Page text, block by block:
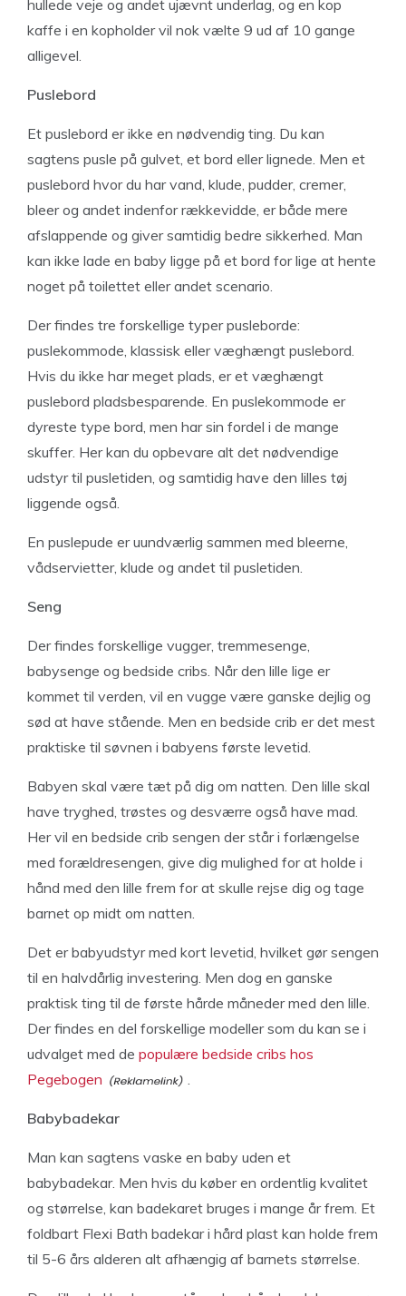
hullede veje og andet ujævnt underlag, og en kop
kaffe i en kopholder vil nok vælte 9 ud af 10 gange
alligevel.
Puslebord
Et puslebord er ikke en nødvendig ting. Du kan
sagtens pusle på gulvet, et bord eller lignede. Men et
puslebord hvor du har vand, klude, pudder, cremer,
bleer og andet indenfor rækkevidde, er både mere
afslappende og giver samtidig bedre sikkerhed. Man
kan ikke lade en baby ligge på et bord for lige at hente
noget på toilettet eller andet scenario.
Der findes tre forskellige typer pusleborde:
puslekommode, klassisk eller væghængt puslebord.
Hvis du ikke har meget plads, er et væghængt
puslebord pladsbesparende. En puslekommode er
dyreste type bord, men har sin fordel i de mange
skuffer. Her kan du opbevare alt det nødvendige
udstyr til pusletiden, og samtidig have den lilles tøj
liggende også.
En puslepude er uundværlig sammen med bleerne,
vådservietter, klude og andet til pusletiden.
Seng
Der findes forskellige vugger, tremmesenge,
babysenge og bedside cribs. Når den lille lige er
kommet til verden, vil en vugge være ganske dejlig og
sød at have stående. Men en bedside crib er det mest
praktiske til søvnen i babyens første levetid.
Babyen skal være tæt på dig om natten. Den lille skal
have tryghed, trøstes og desværre også have mad.
Her vil en bedside crib sengen der står i forlængelse
med forældresengen, give dig mulighed for at holde i
hånd med den lille frem for at skulle rejse dig og tage
barnet op midt om natten.
Det er babyudstyr med kort levetid, hvilket gør sengen
til en halvdårlig investering. Men dog en ganske
praktisk ting til de første hårde måneder med den lille.
Der findes en del forskellige modeller som du kan se i
udvalget med de populære bedside cribs hos
Pegebogen
.
Babybadekar
Man kan sagtens vaske en baby uden et
babybadekar. Men hvis du køber en ordentlig kvalitet
og størrelse, kan badekaret bruges i mange år frem. Et
foldbart Flexi Bath badekar i hård plast kan holde frem
til 5-6 års alderen alt afhængig af barnets størrelse.